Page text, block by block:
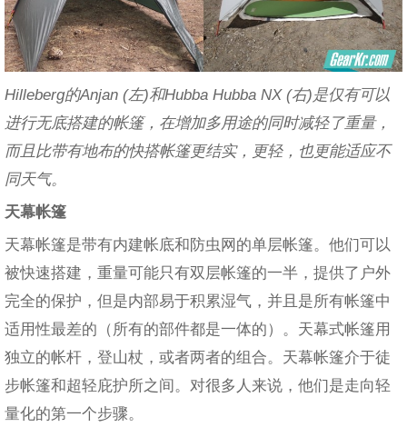
Hilleberg的Anjan (左)和Hubba Hubba NX (右)是仅有可以
进行无底搭建的帐篷，在增加多用途的同时减轻了重量，
而且比带有地布的快搭帐篷更结实，更轻，也更能适应不
同天气。
天幕帐篷
天幕帐篷是带有内建帐底和防虫网的单层帐篷。他们可以
被快速搭建，重量可能只有双层帐篷的一半，提供了户外
完全的保护，但是内部易于积累湿气，并且是所有帐篷中
适用性最差的（所有的部件都是一体的）。天幕式帐篷用
独立的帐杆，登山杖，或者两者的组合。天幕帐篷介于徒
步帐篷和超轻庇护所之间。对很多人来说，他们是走向轻
量化的第一个步骤。